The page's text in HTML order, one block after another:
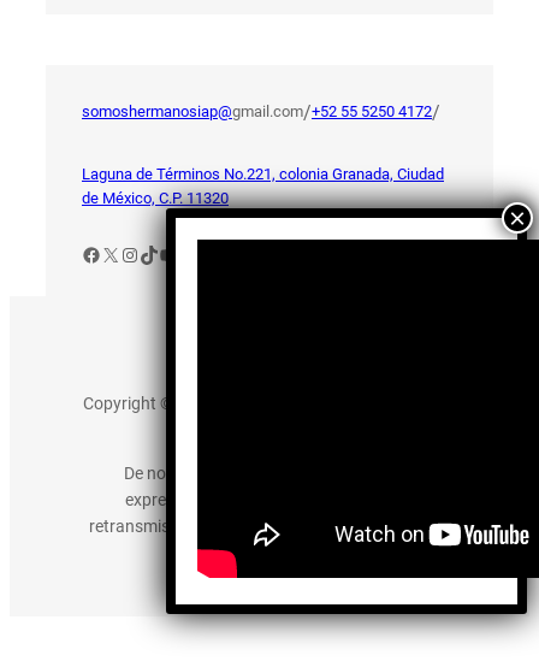
somoshermanosiap@gmail.com/+52 55 5250 4172/
Laguna de Términos No.221, colonia Granada, Ciudad
de México, C.P. 11320
Facebook
X Instagram
TikTok
YouTube
Copyright © 2025 somos-hermanos.mx. Todos los
De no existir previa autorización, queda
expresamente prohibida la publicación,
retransmisión, edición y cualquier otro uso de los
contenidos.